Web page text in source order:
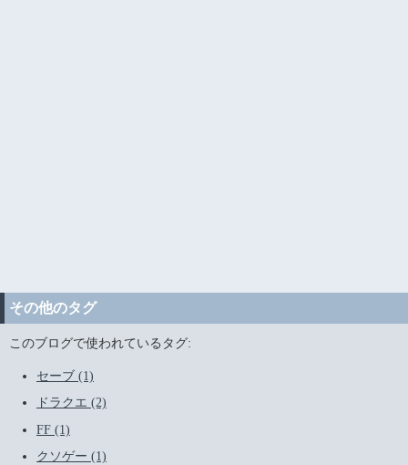
その他のタグ
このブログで使われているタグ:
セーブ (1)
ドラクエ (2)
FF (1)
クソゲー (1)